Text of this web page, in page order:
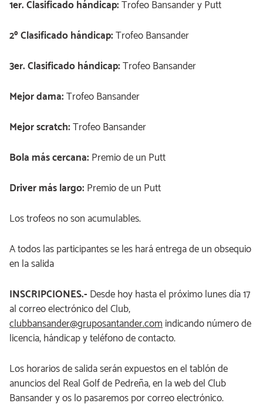
1er. Clasificado hándicap:Trofeo Bansander y Putt
2º Clasificado hándicap:Trofeo Bansander
3er. Clasificado hándicap:Trofeo Bansander
Mejor dama:Trofeo Bansander
Mejor scratch:Trofeo Bansander
Bola más cercana: Premio de un Putt
Driver más largo: Premio de un Putt
Los trofeos no son acumulables.
A todos las participantes se les hará entrega de un obsequio
en la salida
INSCRIPCIONES.- Desde hoy hasta el próximo lunes día 17
al correo electrónico del Club,
clubbansander@gruposantander.comindicando número de
licencia, hándicap y teléfono de contacto.
Los horarios de salida serán expuestos en el tablón de
anuncios del Real Golf de Pedreña, en la web del Club
Bansander y os lo pasaremos por correo electrónico.